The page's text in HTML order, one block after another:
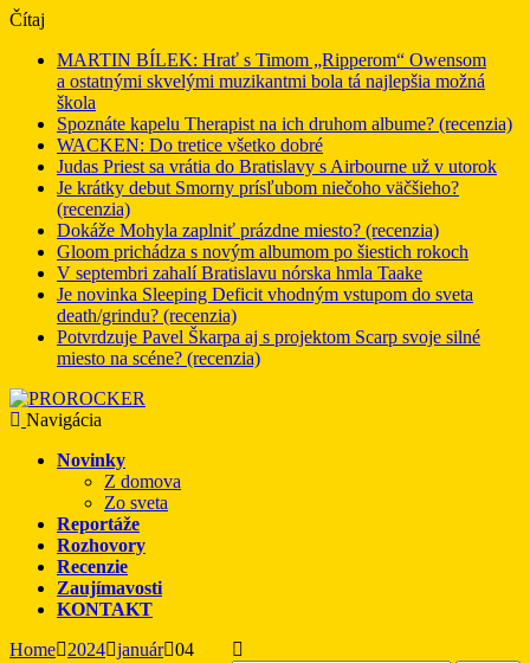
Čítaj
MARTIN BÍLEK: Hrať s Timom „Ripperom“ Owensom
a ostatnými skvelými muzikantmi bola tá najlepšia možná
škola
Spoznáte kapelu Therapist na ich druhom albume? (recenzia)
WACKEN: Do tretice všetko dobré
Judas Priest sa vrátia do Bratislavy s Airbourne už v utorok
Je krátky debut Smorny prísľubom niečoho väčšieho?
(recenzia)
Dokáže Mohyla zaplniť prázdne miesto? (recenzia)
Gloom prichádza s novým albumom po šiestich rokoch
V septembri zahalí Bratislavu nórska hmla Taake
Je novinka Sleeping Deficit vhodným vstupom do sveta
death/grindu? (recenzia)
Potvrdzuje Pavel Škarpa aj s projektom Scarp svoje silné
miesto na scéne? (recenzia)
Navigácia
Novinky
Z domova
Zo sveta
Reportáže
Rozhovory
Recenzie
Zaujímavosti
KONTAKT
Home 2024 január 04